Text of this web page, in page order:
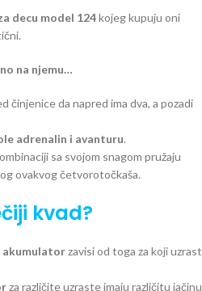
decu model 124kojeg kupuju oni
na njemu…
činjenice da napred ima dva, a pozadi
adrenalin i avanturu.
sa svojom snagom pružaju
ovakvog četvorotočkaša.
kvad?
akumulatorzavisi od toga za koji uzrast
za različite uzraste imaju različitu jačinu